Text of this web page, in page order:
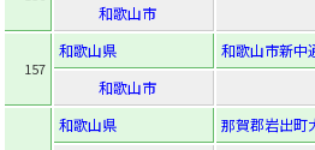
和歌山市
157
和歌山県
和歌山市新中
和歌山市
和歌山県
那賀郡岩出町